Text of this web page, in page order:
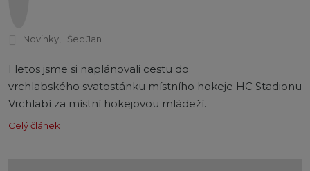
Novinky Šec Jan
I letos jsme si naplánovali cestu do
vrchlabského svatostánku místního hokeje HC Stadionu
Vrchlabí za místní hokejovou mládeží.
Celý článek